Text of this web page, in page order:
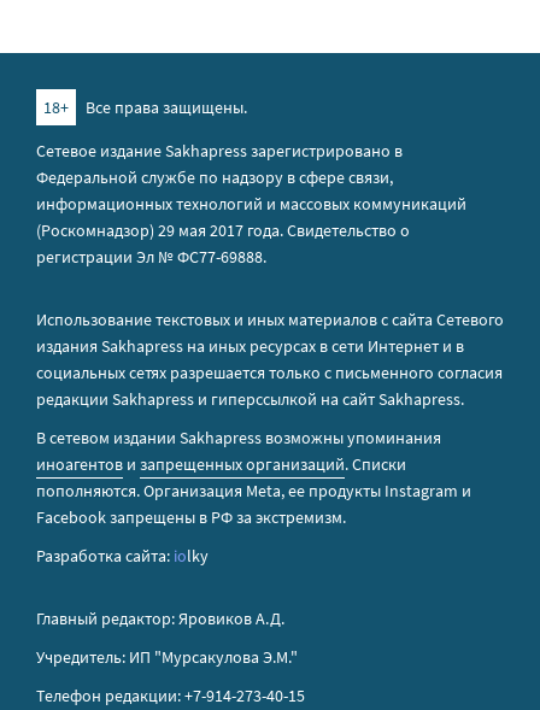
18+
Все права защищены.
Сетевое издание Sakhapress зарегистрировано в
Федеральной службе по надзору в сфере связи,
информационных технологий и массовых коммуникаций
(Роскомнадзор) 29 мая 2017 года. Свидетельство о
регистрации Эл № ФС77-69888.
Использование текстовых и иных материалов с сайта Сетевого
издания Sakhapress на иных ресурсах в сети Интернет и в
социальных сетях разрешается только с письменного согласия
редакции Sakhapress и гиперссылкой на сайт Sakhapress.
В сетевом издании Sakhapress возможны упоминания
иноагентов и запрещенных организаций. Списки
пополняются. Организация Metа, ее продукты Instagram и
Facebook запрещены в РФ за экстремизм.
Разработка сайта: iolky
Главный редактор: Яровиков А.Д.
Учредитель: ИП "Мурсакулова Э.М."
Телефон редакции: +7-914-273-40-15